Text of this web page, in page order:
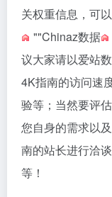
关权重信息，可
""Chinaz数据
议大家请以爱站
4K指南的访问速
验等；当然要评
您自身的需求以
南的站长进行洽
等！